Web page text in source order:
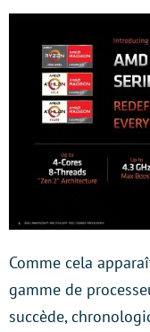
Comme cela
gamme de
succède,